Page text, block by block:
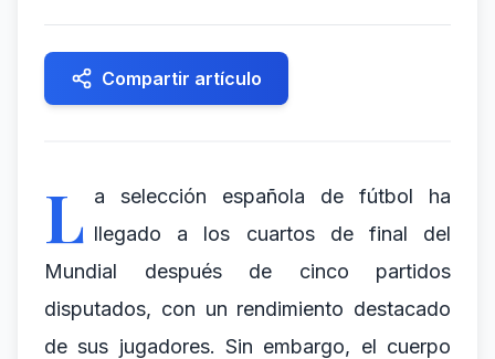
Compartir artículo
L a selección española de fútbol ha
llegado a los cuartos de final del
Mundial después de cinco partidos
disputados, con un rendimiento destacado
de sus jugadores. Sin embargo, el cuerpo